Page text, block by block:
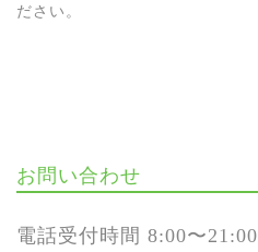
ださい。
お問い合わせ
電話受付時間 8:00〜21:00